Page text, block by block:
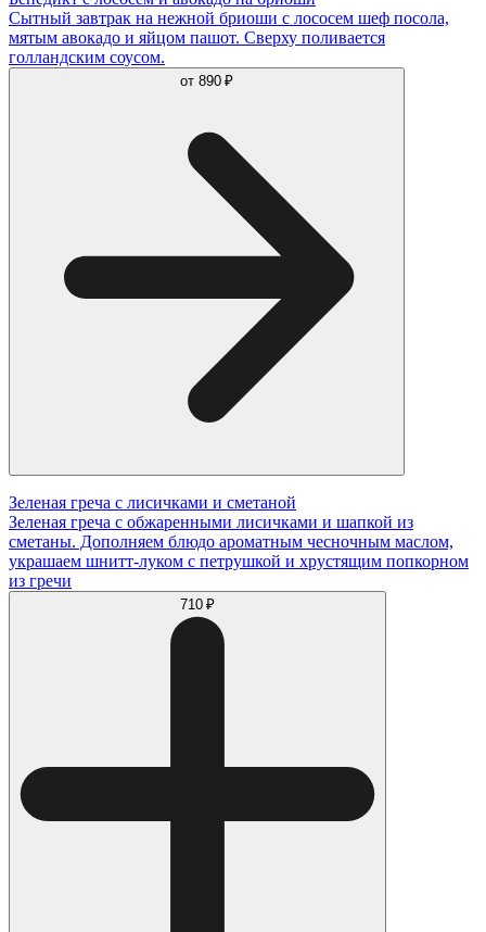
Сытный завтрак на нежной бриоши с лососем шеф посола,
мятым авокадо и яйцом пашот. Сверху поливается
голландским соусом.
от 890 ₽
Зеленая греча с лисичками и сметаной
Зеленая греча с обжаренными лисичками и шапкой из
сметаны. Дополняем блюдо ароматным чесночным маслом,
украшаем шнитт-луком с петрушкой и хрустящим попкорном
из гречи
710 ₽